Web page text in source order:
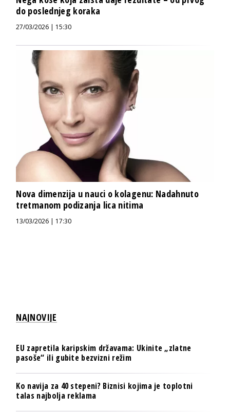
do poslednjeg koraka
27/03/2026 | 15:30
Nova dimenzija u nauci o kolagenu: Nadahnuto
tretmanom podizanja lica nitima
13/03/2026 | 17:30
NAJNOVIJE
EU zapretila karipskim državama: Ukinite „zlatne
pasoše“ ili gubite bezvizni režim
Ko navija za 40 stepeni? Biznisi kojima je toplotni
talas najbolja reklama